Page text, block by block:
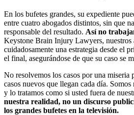
En los bufetes grandes, su expediente
entre cuatro abogados distintos, sin que
responsable del resultado. Así no
Keystone Brain Injury Lawyers, nuestros
cuidadosamente una estrategia desde el
el final, asegurándose de que su caso se
No resolvemos los casos por una miseria
casos nuevos que llegan cada día.
y lo tratamos como si usted fuera de
nuestra realidad, no un discurso
los grandes bufetes en la televisión.